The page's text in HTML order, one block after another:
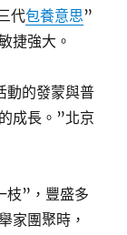
代包養意思”
捷強大。
動的發蒙與普
成長。”北京
枝”，豐盛多
家團聚時，